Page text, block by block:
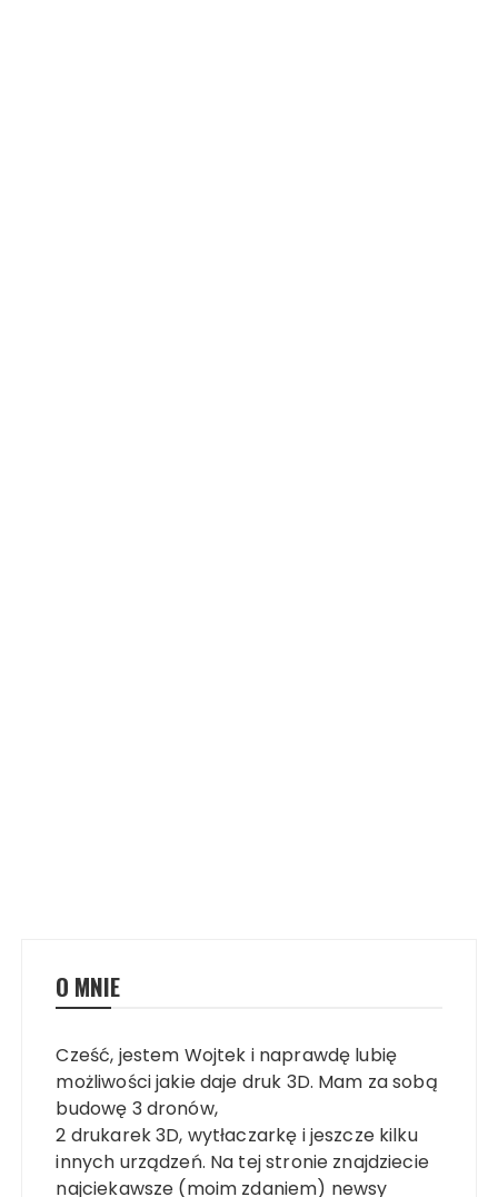
O MNIE
Cześć, jestem Wojtek i naprawdę lubię
możliwości jakie daje druk 3D. Mam za sobą
budowę 3 dronów,
2 drukarek 3D, wytłaczarkę i jeszcze kilku
innych urządzeń. Na tej stronie znajdziecie
najciekawsze (moim zdaniem) newsy